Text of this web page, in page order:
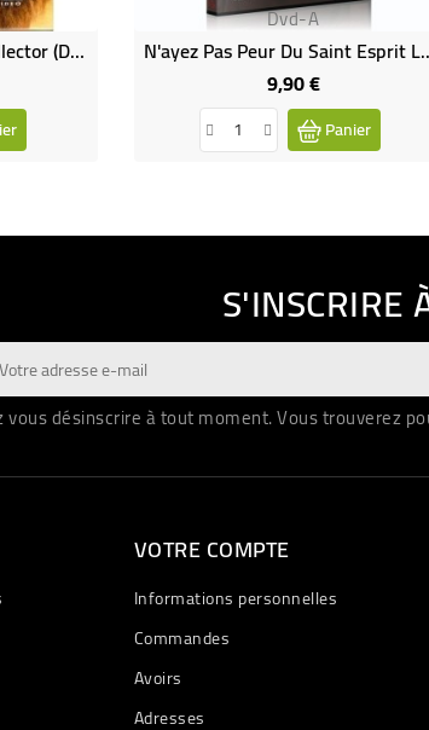
Vivre Avec Les Lions - Collector (DVD Occasion)
Dvd-A
N'ayez Pas Peur Du
9,90 €Prix
Panier
S'INSCRIRE
vous désinscrire à tout moment. Vous trouverez
VOTRE COMPTE
Informations personnelles
Commandes
Avoirs
Adresses